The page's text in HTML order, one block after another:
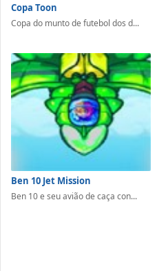
Copa Toon
Copa do munto de futebol dos d...
Ben 10 Jet Mission
Ben 10 e seu avião de caça con...